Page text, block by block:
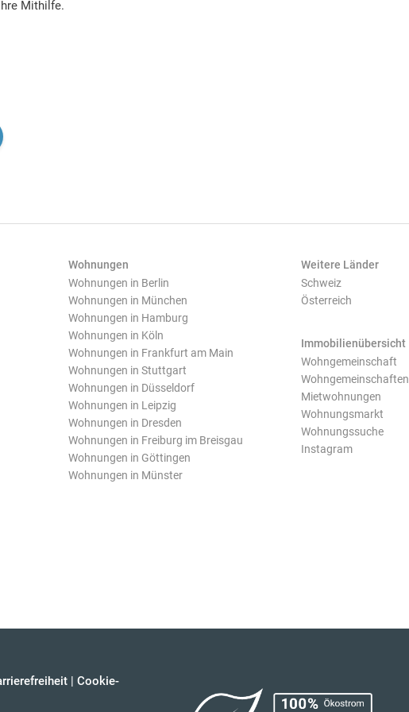
Mithilfe.
Wohnungen
Wohnungen in Berlin
Wohnungen in München
Wohnungen in Hamburg
Wohnungen in Köln
Wohnungen in Frankfurt am Main
Wohnungen in Stuttgart
Wohnungen in Düsseldorf
Wohnungen in Leipzig
Wohnungen in Dresden
Wohnungen in Freiburg im Breisgau
Wohnungen in Göttingen
Wohnungen in Münster
Weitere Länder
Schweiz
Österreich
Immobilienübersicht
Wohngemeinschaft
Wohngemeinschaften
Mietwohnungen
Wohnungsmarkt
Wohnungssuche
Instagram
| Cookie-